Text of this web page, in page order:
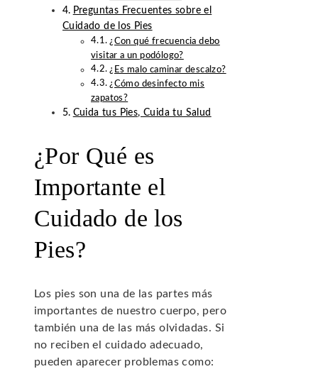
Preguntas Frecuentes sobre el
Cuidado de los Pies
¿Con qué frecuencia debo
visitar a un podólogo?
¿Es malo caminar descalzo?
¿Cómo desinfecto mis
zapatos?
Cuida tus Pies, Cuida tu Salud
¿Por Qué es
Importante el
Cuidado de los
Pies?
Los pies son una de las partes más
importantes de nuestro cuerpo, pero
también una de las más olvidadas. Si
no reciben el cuidado adecuado,
pueden aparecer problemas como: